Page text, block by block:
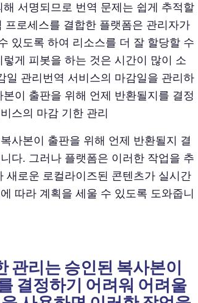
서명되므로 번역 문제는 쉽게 추적할
로세스를 결합한 플랫폼은 관리자가
있도록 하여 리소스를 더 잘 할당할 수
게 피봇을 하는 것은 시간이 많이 소
일 관리번역 서비스의 마감일을 관리하
이 출판을 위해 언제 반환될지를 결정
스의 마감 기한 관리
사본이 출판을 위해 언제 반환될지 결
다. 그러나 플랫폼은 이러한 작업을 추
새로운 로컬라이즈된 콘텐츠가 실시간
따라 계획을 세울 수 있도록 도와줍니
관리는 승인된 복사본이
결정하기 어려워 어려울